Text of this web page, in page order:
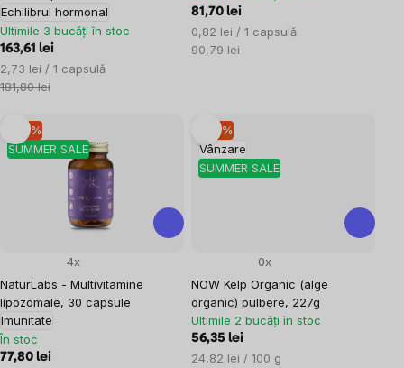
Echilibrul hormonal
Ultimile 3 bucăți în stoc
163,61 lei
Evaluare
preţ:
2,73 lei / 1 capsulă
181,80 lei
81,70 lei
Evaluare
preţ:
0,82 lei / 1 capsulă
90,79 lei
SUMMER SALE
–10 %
NaturLabs - Multivitamine
lipozomale, 30 capsule
Imunitate
4x
În stoc
77,80 lei
Vânzare
SUMMER SALE
–10 %
NOW Kelp Organic (alge
organic) pulbere, 227g
0x
Ultimile 2 bucăți în stoc
56,35 lei
Evaluare
24,82 lei / 100 g